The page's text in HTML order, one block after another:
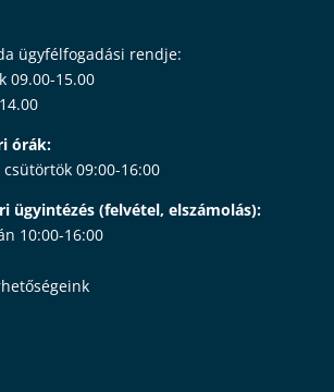
ügyfélfogadási rendje:
09.00-15.00
órák:
09:00-16:00
ügyintézés (felvétel, elszámolás):
10:00-16:00